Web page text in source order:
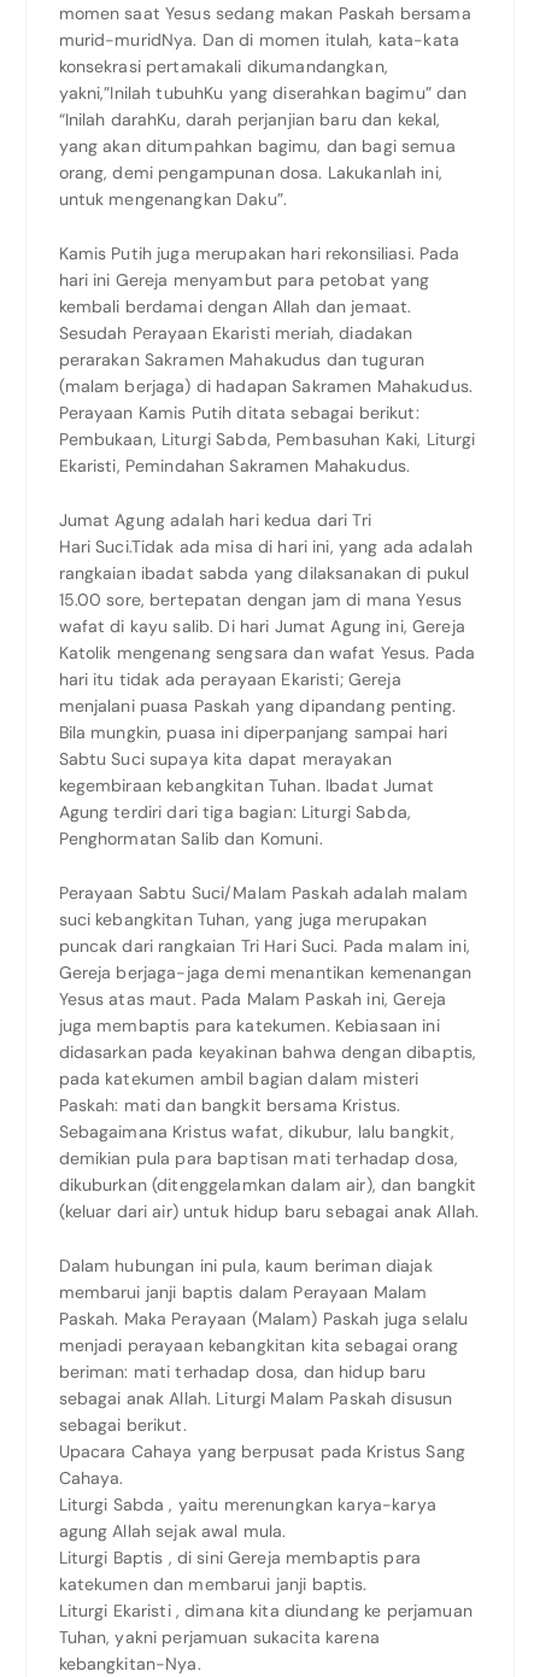
momen saat Yesus sedang makan Paskah bersama
murid-muridNya. Dan di momen itulah, kata-kata
konsekrasi pertamakali dikumandangkan,
yakni,”Inilah tubuhKu yang diserahkan bagimu” dan
“Inilah darahKu, darah perjanjian baru dan kekal,
yang akan ditumpahkan bagimu, dan bagi semua
orang, demi pengampunan dosa. Lakukanlah ini,
untuk mengenangkan Daku”.
Kamis Putih juga merupakan hari rekonsiliasi. Pada
hari ini Gereja menyambut para petobat yang
kembali berdamai dengan Allah dan jemaat.
Sesudah Perayaan Ekaristi meriah, diadakan
perarakan Sakramen Mahakudus dan tuguran
(malam berjaga) di hadapan Sakramen Mahakudus.
Perayaan Kamis Putih ditata sebagai berikut:
Pembukaan, Liturgi Sabda, Pembasuhan Kaki, Liturgi
Ekaristi, Pemindahan Sakramen Mahakudus.
Jumat Agung adalah hari kedua dari Tri
Hari Suci.Tidak ada misa di hari ini, yang ada adalah
rangkaian ibadat sabda yang dilaksanakan di pukul
15.00 sore, bertepatan dengan jam di mana Yesus
wafat di kayu salib. Di hari Jumat Agung ini, Gereja
Katolik mengenang sengsara dan wafat Yesus. Pada
hari itu tidak ada perayaan Ekaristi; Gereja
menjalani puasa Paskah yang dipandang penting.
Bila mungkin, puasa ini diperpanjang sampai hari
Sabtu Suci supaya kita dapat merayakan
kegembiraan kebangkitan Tuhan. Ibadat Jumat
Agung terdiri dari tiga bagian: Liturgi Sabda,
Penghormatan Salib dan Komuni.
Perayaan Sabtu Suci/Malam Paskah adalah malam
suci kebangkitan Tuhan, yang juga merupakan
puncak dari rangkaian Tri Hari Suci. Pada malam ini,
Gereja berjaga-jaga demi menantikan kemenangan
Yesus atas maut. Pada Malam Paskah ini, Gereja
juga membaptis para katekumen. Kebiasaan ini
didasarkan pada keyakinan bahwa dengan dibaptis,
pada katekumen ambil bagian dalam misteri
Paskah: mati dan bangkit bersama Kristus.
Sebagaimana Kristus wafat, dikubur, lalu bangkit,
demikian pula para baptisan mati terhadap dosa,
dikuburkan (ditenggelamkan dalam air), dan bangkit
(keluar dari air) untuk hidup baru sebagai anak Allah.
Dalam hubungan ini pula, kaum beriman diajak
membarui janji baptis dalam Perayaan Malam
Paskah. Maka Perayaan (Malam) Paskah juga selalu
menjadi perayaan kebangkitan kita sebagai orang
beriman: mati terhadap dosa, dan hidup baru
sebagai anak Allah. Liturgi Malam Paskah disusun
sebagai berikut.
Upacara Cahaya yang berpusat pada Kristus Sang
Cahaya.
Liturgi Sabda , yaitu merenungkan karya-karya
agung Allah sejak awal mula.
Liturgi Baptis , di sini Gereja membaptis para
katekumen dan membarui janji baptis.
Liturgi Ekaristi , dimana kita diundang ke perjamuan
Tuhan, yakni perjamuan sukacita karena
kebangkitan-Nya.